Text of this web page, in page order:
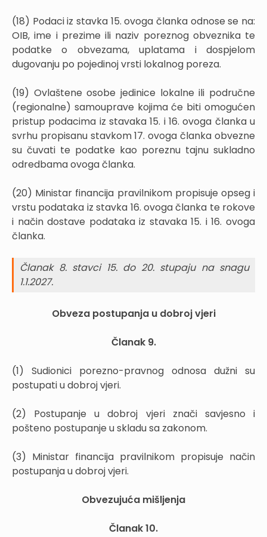
(18) Podaci iz stavka 15. ovoga članka odnose se na:
OIB, ime i prezime ili naziv poreznog obveznika te
podatke o obvezama, uplatama i dospjelom
dugovanju po pojedinoj vrsti lokalnog poreza.
(19) Ovlaštene osobe jedinice lokalne ili područne
(regionalne) samouprave kojima će biti omogućen
pristup podacima iz stavaka 15. i 16. ovoga članka u
svrhu propisanu stavkom 17. ovoga članka obvezne
su čuvati te podatke kao poreznu tajnu sukladno
odredbama ovoga članka.
(20) Ministar financija pravilnikom propisuje opseg i
vrstu podataka iz stavka 16. ovoga članka te rokove
i način dostave podataka iz stavaka 15. i 16. ovoga
članka.
Članak 8. stavci 15. do 20. stupaju na snagu
1.1.2027.
Obveza postupanja u dobroj vjeri
Članak 9.
(1) Sudionici porezno-pravnog odnosa dužni su
postupati u dobroj vjeri.
(2) Postupanje u dobroj vjeri znači savjesno i
pošteno postupanje u skladu sa zakonom.
(3) Ministar financija pravilnikom propisuje način
postupanja u dobroj vjeri.
Obvezujuća mišljenja
Članak 10.